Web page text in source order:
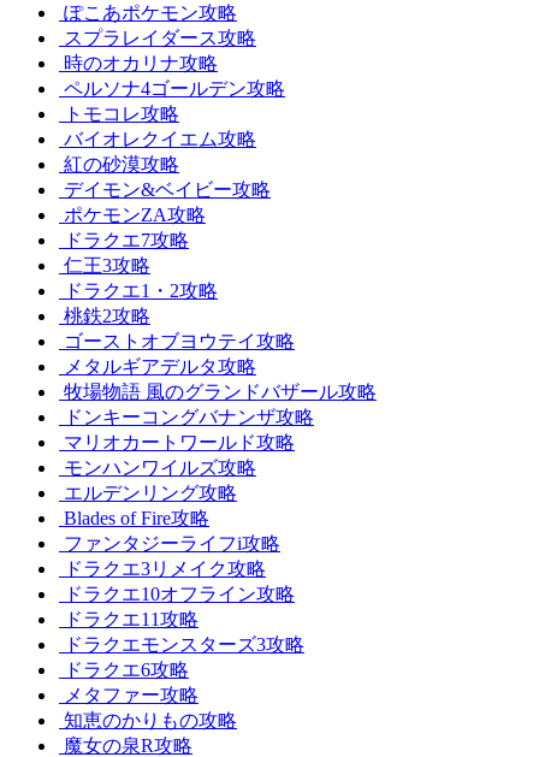
ぽこあポケモン攻略
スプラレイダース攻略
時のオカリナ攻略
ペルソナ4ゴールデン攻略
トモコレ攻略
バイオレクイエム攻略
紅の砂漠攻略
デイモン&ベイビー攻略
ポケモンZA攻略
ドラクエ7攻略
仁王3攻略
ドラクエ1・2攻略
桃鉄2攻略
ゴーストオブヨウテイ攻略
メタルギアデルタ攻略
牧場物語 風のグランドバザール攻略
ドンキーコングバナンザ攻略
マリオカートワールド攻略
モンハンワイルズ攻略
エルデンリング攻略
Blades of Fire攻略
ファンタジーライフi攻略
ドラクエ3リメイク攻略
ドラクエ10オフライン攻略
ドラクエ11攻略
ドラクエモンスターズ3攻略
ドラクエ6攻略
メタファー攻略
知恵のかりもの攻略
魔女の泉R攻略